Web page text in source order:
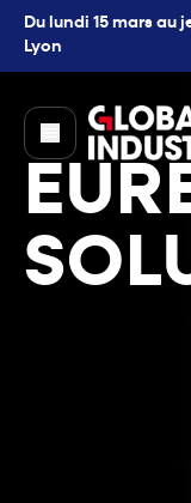
Du lundi 15 mars au
Lyon